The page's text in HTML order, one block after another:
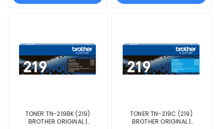
TONER TN-219BK (219)
BROTHER ORIGINAL |
TONER TN-219C (219)
BROTHER ORIGINAL |